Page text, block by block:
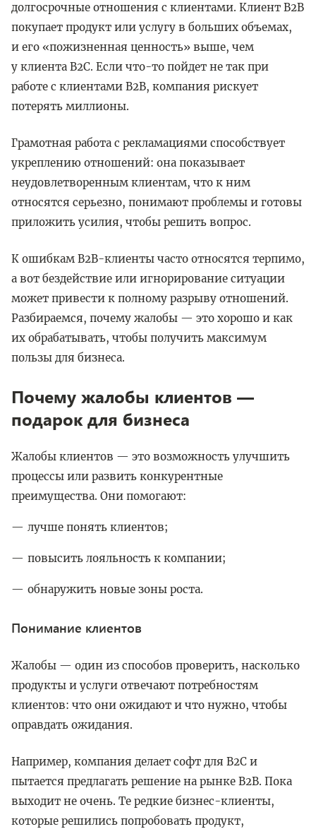
долгосрочные отношения с клиентами. Клиент B2B
покупает продукт или услугу в больших объемах,
и его «пожизненная ценность» выше, чем
у клиента B2C. Если что-то пойдет не так при
работе с клиентами B2B, компания рискует
потерять миллионы.
Грамотная работа с рекламациями способствует
укреплению отношений: она показывает
неудовлетворенным клиентам, что к ним
относятся серьезно, понимают проблемы и готовы
приложить усилия, чтобы решить вопрос.
К ошибкам B2B-клиенты часто относятся терпимо,
а вот бездействие или игнорирование ситуации
может привести к полному разрыву отношений.
Разбираемся, почему жалобы — это хорошо и как
их обрабатывать, чтобы получить максимум
пользы для бизнеса.
Почему жалобы клиентов —
подарок для бизнеса
Жалобы клиентов — это возможность улучшить
процессы или развить конкурентные
преимущества. Они помогают:
лучше понять клиентов;
повысить лояльность к компании;
обнаружить новые зоны роста.
Понимание клиентов
Жалобы — один из способов проверить, насколько
продукты и услуги отвечают потребностям
клиентов: что они ожидают и что нужно, чтобы
оправдать ожидания.
Например, компания делает софт для B2C и
пытается предлагать решение на рынке B2B. Пока
выходит не очень. Те редкие бизнес-клиенты,
которые решились попробовать продукт,